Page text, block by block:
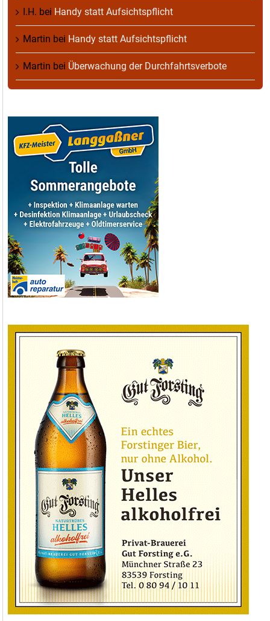
I.H. bei Handy statt Aufsichtspflicht
Martin bei Handy statt Aufsichtspflicht
Martin bei Überwachung der Durchfahrtsverbote